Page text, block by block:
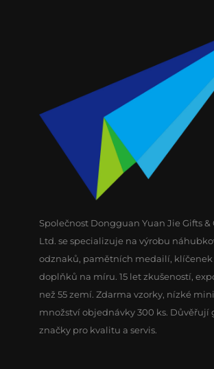
Společnost Dongguan Yuan Jie Gifts &
Ltd. se specializuje na výrobu
odznaků, pamětních medailí, klíčenek
doplňků na míru. 15 let zkušeností,
než 55 zemí. Zdarma vzorky, nízké
množství objednávky 300 ks. Důvěřují
značky pro kvalitu a servis.